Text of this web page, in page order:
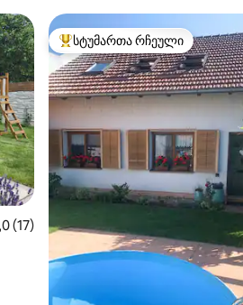
შეფასებაა 5‑დან 5,0, 17
(17)
სტუმართა რჩეული მოწინავე
სტუმართა რჩეული